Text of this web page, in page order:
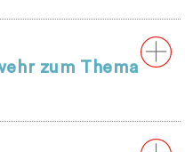
zum Thema